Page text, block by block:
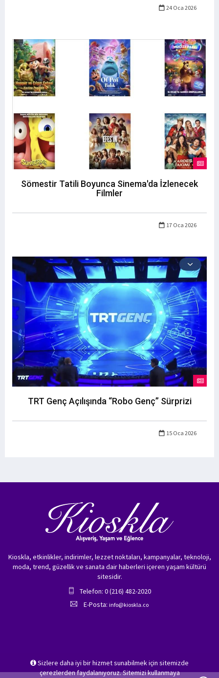
24 Oca 2026
Sömestir Tatili Boyunca Sinema'da İzlenecek
Filmler
17 Oca 2026
TRT Genç Açılışında “Robo Genç” Sürprizi
15 Oca 2026
Sizlere daha iyi bir hizmet sunabilmek için sitemizde
çerezlerden faydalanıyoruz. Sitemizi kullanmaya
Kioskla, etkinlikler, indirimler, lezzet noktaları, kampanyalar, teknoloji,
moda, trend, güzellik ve sanata dair haberleri içeren yaşam kültürü
sitesidir.
Telefon: 0 (216) 482-2020
E-Posta: info@kioskla.co